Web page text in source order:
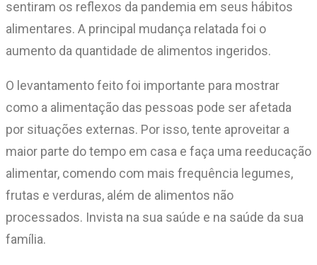
sentiram os reflexos da pandemia em seus hábitos
alimentares. A principal mudança relatada foi o
aumento da quantidade de alimentos ingeridos.
O levantamento feito foi importante para mostrar
como a alimentação das pessoas pode ser afetada
por situações externas. Por isso, tente aproveitar a
maior parte do tempo em casa e faça uma reeducação
alimentar, comendo com mais frequência legumes,
frutas e verduras, além de alimentos não
processados. Invista na sua saúde e na saúde da sua
família.